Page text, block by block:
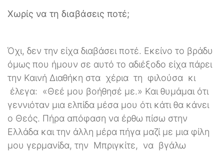
Χωρίς να τη διαβάσεις ποτέ;
Όχι, δεν την είχα διαβάσει ποτέ. Εκείνο το βράδυ
όμως που ήμουν σε αυτό το αδιέξοδο είχα πάρει
την Καινή Διαθήκη στα χέρια τη φιλούσα κι
έλεγα: «Θεέ μου βοήθησέ με.» Και θυμάμαι ότι
γεννιόταν μια ελπίδα μέσα μου ότι κάτι θα κάνει
ο Θεός. Πήρα απόφαση να έρθω πίσω στην
Ελλάδα και την άλλη μέρα πήγα μαζί με μια φίλη
μου γερμανίδα, την Μπριγκίτε, να βγάλω